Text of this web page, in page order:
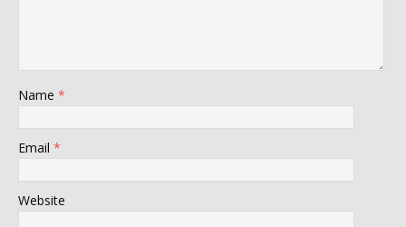
Name *
Email *
Website